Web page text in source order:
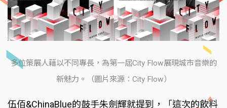
多位策展人藉以不同專長，為第一屆City Flow展現城市音樂的
新魅力。（圖片來源：City Flow）
伍佰&ChinaBlue的鼓手朱劍輝就提到，「這次的飲料